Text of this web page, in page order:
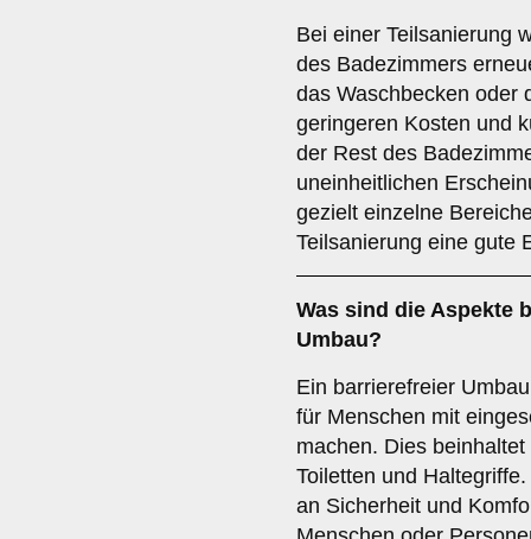
Bei einer Teilsanierung
des Badezimmers
das Waschbecken oder
geringeren Kosten und
der Rest des
uneinheitlichen
gezielt einzelne
Teilsanierung eine gute
Was sind die Aspekte
Umbau?
Ein barrierefreier
für Menschen mit
machen. Dies
Toiletten und
an Sicherheit und